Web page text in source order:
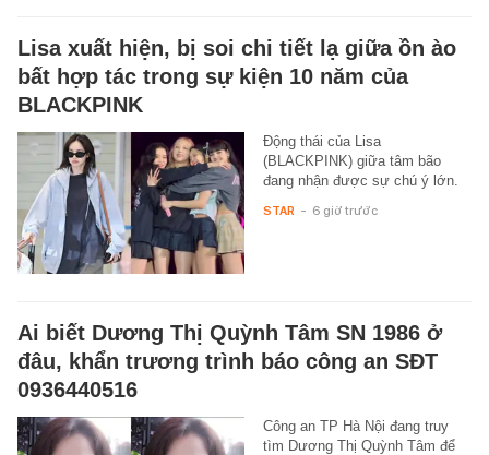
Lisa xuất hiện, bị soi chi tiết lạ giữa ồn ào
bất hợp tác trong sự kiện 10 năm của
BLACKPINK
Động thái của Lisa
(BLACKPINK) giữa tâm bão
đang nhận được sự chú ý lớn.
STAR - 6 giờ trước
Ai biết Dương Thị Quỳnh Tâm SN 1986 ở
đâu, khẩn trương trình báo công an SĐT
0936440516
Công an TP Hà Nội đang truy
tìm Dương Thị Quỳnh Tâm để